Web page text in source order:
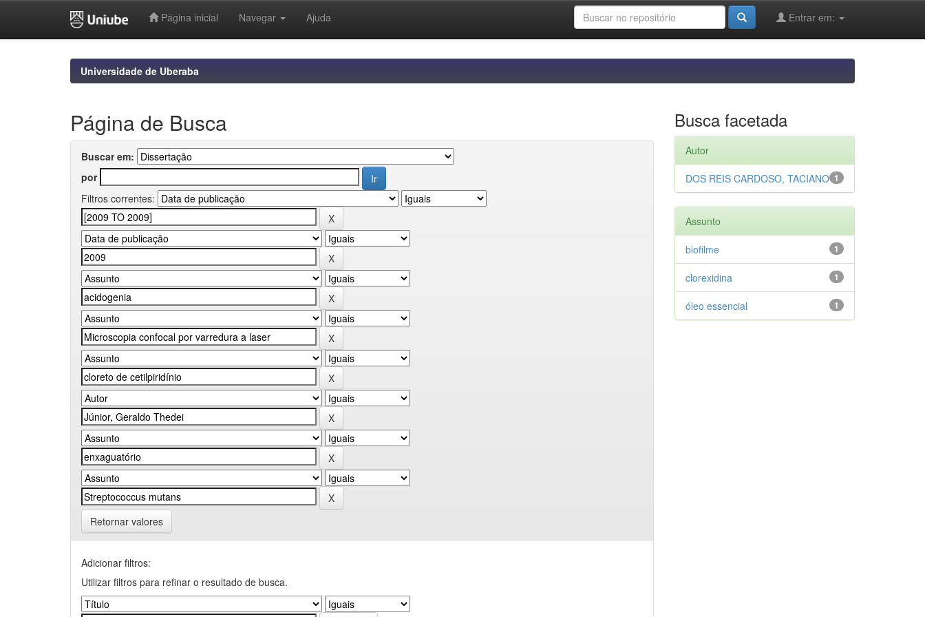
Página inicial Navegar Ajuda Entrar em:
Universidade de Uberaba
Página de Busca
Buscar em:
por
Filtros correntes:
Retornar valores
Adicionar filtros:
Utilizar filtros para refinar o resultado de busca.
Busca facetada
Autor
1
DOS REIS CARDOSO, TACIANO
Assunto
1
biofilme
1
clorexidina
1
óleo essencial